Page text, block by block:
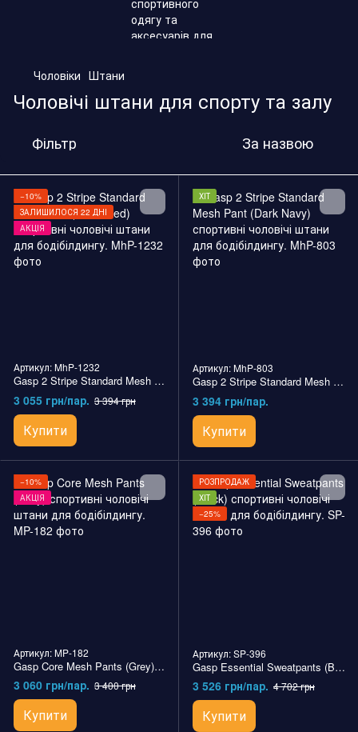
Чоловіки Штани
Чоловічі штани для спорту та залу
Фільтр За назвою
−10%
ЗАЛИШИЛОСЯ 22 ДНІ
АКЦІЯ
Артикул: MhP-1232
Gasp 2 Stripe Standard Mesh Pant (Black/Red) спортивні чоловічі штани для бодібілдингу.
3 055 грн/пар. 3 394 грн
Купити
ХІТ
Артикул: MhP-803
Gasp 2 Stripe Standard Mesh Pant (Dark Navy) спортивні чоловічі штани для бодібілдингу.
3 394 грн/пар.
Купити
−10%
АКЦІЯ
Артикул: MP-182
Gasp Core Mesh Pants (Grey) спортивні чоловічі штани для бодібілдингу.
3 060 грн/пар. 3 400 грн
Купити
РОЗПРОДАЖ
ХІТ
−25%
Артикул: SP-396
Gasp Essential Sweatpants (Black) спортивні чоловічі штани для бодібілдингу.
3 526 грн/пар. 4 702 грн
Купити